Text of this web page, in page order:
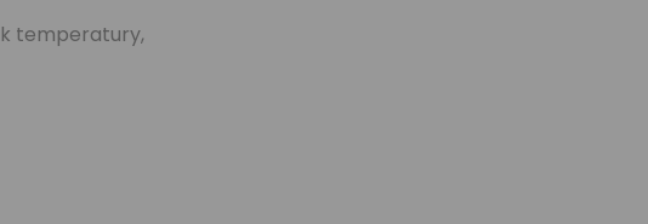
temperatury,